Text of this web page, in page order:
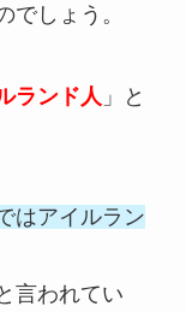
でしょう。
ランド人 」と
はアイルラン
言われてい